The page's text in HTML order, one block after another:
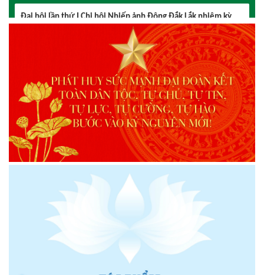
2026 – 2031 thành công tốt đẹp
Chi hội Âm nhạc Đông Đắk Lắk tổ chức Đại hội lần thứ I,